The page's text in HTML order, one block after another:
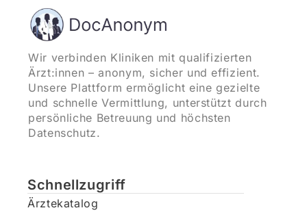
Wir verbinden Kliniken mit qualifizierten
Ärzt:innen – anonym, sicher und effizient.
Unsere Plattform ermöglicht eine gezielte
und schnelle Vermittlung, unterstützt durch
persönliche Betreuung und höchsten
Datenschutz.
Schnellzugriff
Ärztekatalog